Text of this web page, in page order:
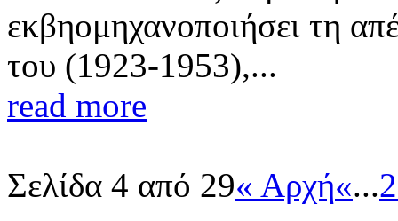
εκβηομηχανοποιήσει τη
του (1923-1953),...
read more
Σελίδα 4 από 29« Αρχή«...2